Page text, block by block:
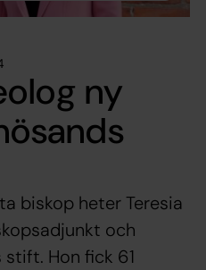
ny
biskop heter Teresia
och
Hon fick 61